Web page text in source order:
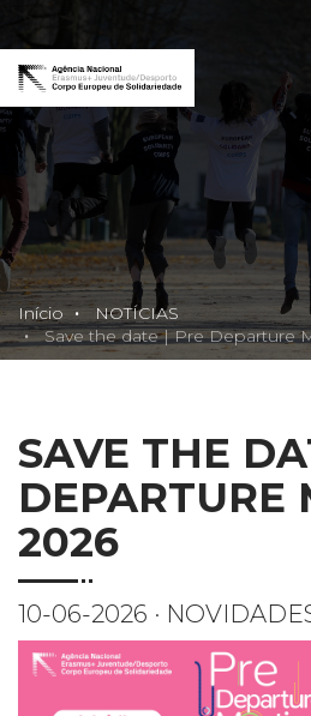
Início
NOTÍCIAS
Save the date | Pre Departure
SAVE THE
DEPARTURE
2026
10-06-2026 ·